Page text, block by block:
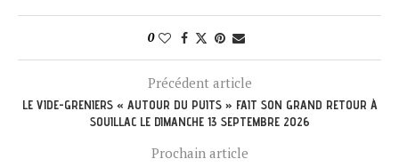
0
Précédent article
LE VIDE-GRENIERS « AUTOUR DU PUITS » FAIT SON GRAND RETOUR À
SOUILLAC LE DIMANCHE 13 SEPTEMBRE 2026
Prochain article